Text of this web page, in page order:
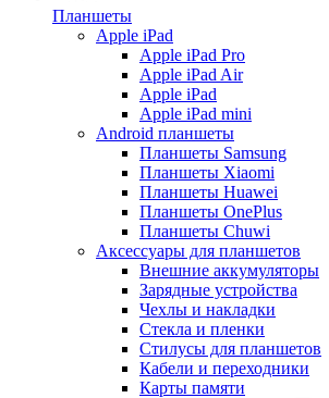
Планшеты
Apple iPad
Apple iPad Pro
Apple iPad Air
Apple iPad
Apple iPad mini
Android планшеты
Планшеты Samsung
Планшеты Xiaomi
Планшеты Huawei
Планшеты OnePlus
Планшеты Chuwi
Аксессуары для планшетов
Внешние аккумуляторы
Зарядные устройства
Чехлы и накладки
Стекла и пленки
Стилусы для планшетов
Кабели и переходники
Карты памяти